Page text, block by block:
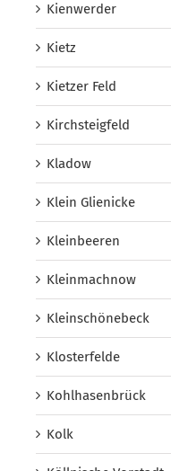
Kienwerder
Kietz
Kietzer Feld
Kirchsteigfeld
Kladow
Klein Glienicke
Kleinbeeren
Kleinmachnow
Kleinschönebeck
Klosterfelde
Kohlhasenbrück
Kolk